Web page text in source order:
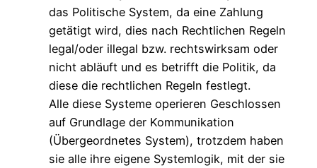
das Politische System, da eine Zahlung
getätigt wird, dies nach Rechtlichen Regeln
legal/oder illegal bzw. rechtswirksam oder
nicht abläuft und es betrifft die Politik, da
diese die rechtlichen Regeln festlegt.
Alle diese Systeme operieren Geschlossen
auf Grundlage der Kommunikation
(Übergeordnetes System), trotzdem haben
sie alle ihre eigene Systemlogik, mit der sie